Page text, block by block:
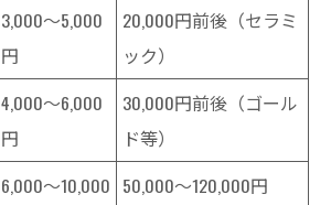
3,000～5,000
円
20,000円前後（セラミ
ック）
4,000～6,000
円
30,000円前後（ゴール
ド等）
6,000～10,000 50,000～120,000円